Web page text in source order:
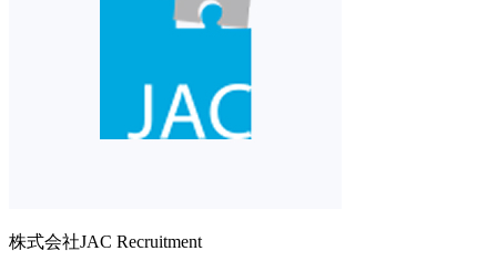
株式会社JAC Recruitment